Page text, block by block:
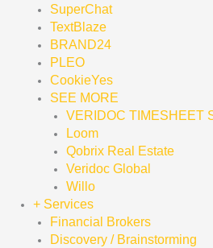
SuperChat
TextBlaze
BRAND24
PLEO
CookieYes
SEE MORE
VERIDOC TIMESHEET
Loom
Qobrix Real Estate
Veridoc Global
Willo
+ Services
Financial Brokers
Discovery / Brainstorming